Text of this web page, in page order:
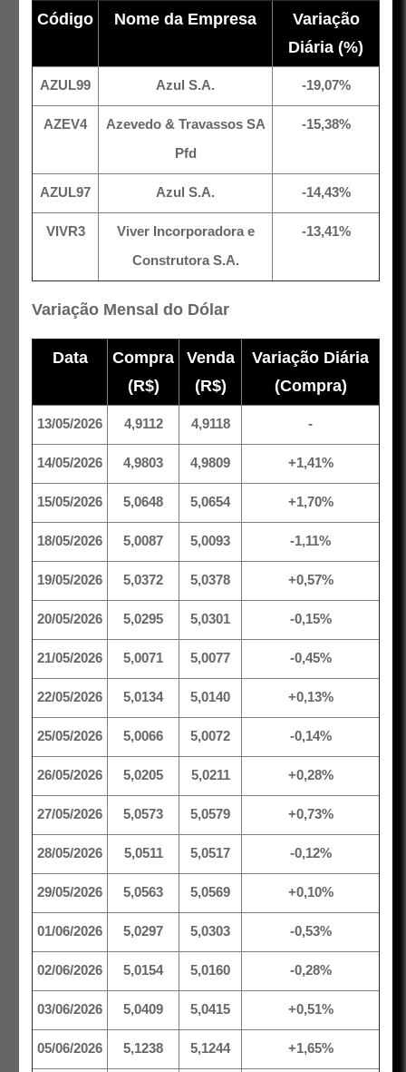
Código Nome da Empresa
Variação
Diária (%)
AZUL99 Azul S.A. -19,07%
AZEV4
Azevedo & Travassos SA
Pfd
-15,38%
AZUL97 Azul S.A. -14,43%
VIVR3
Viver Incorporadora e
Construtora S.A.
-13,41%
Variação Mensal do Dólar
Data
Compra
(R$)
Venda
(R$)
Variação Diária
(Compra)
13/05/2026 4,9112 4,9118 -
14/05/2026 4,9803 4,9809 +1,41%
15/05/2026 5,0648 5,0654 +1,70%
18/05/2026 5,0087 5,0093 -1,11%
19/05/2026 5,0372 5,0378 +0,57%
20/05/2026 5,0295 5,0301 -0,15%
21/05/2026 5,0071 5,0077 -0,45%
22/05/2026 5,0134 5,0140 +0,13%
25/05/2026 5,0066 5,0072 -0,14%
26/05/2026 5,0205 5,0211 +0,28%
27/05/2026 5,0573 5,0579 +0,73%
28/05/2026 5,0511 5,0517 -0,12%
29/05/2026 5,0563 5,0569 +0,10%
01/06/2026 5,0297 5,0303 -0,53%
02/06/2026 5,0154 5,0160 -0,28%
03/06/2026 5,0409 5,0415 +0,51%
05/06/2026 5,1238 5,1244 +1,65%